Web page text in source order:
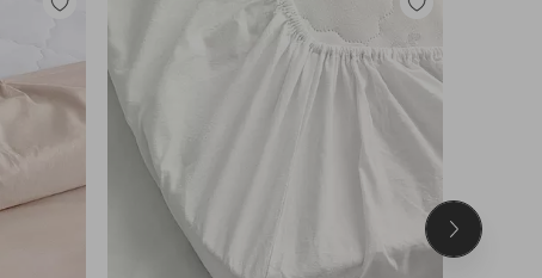
Tilføj
favoritter
Tilføj
favoritter
Næste